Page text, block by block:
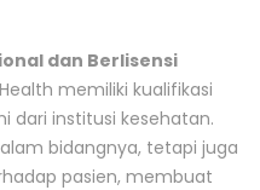
dan Berlisensi
memiliki kualifikasi
dari institusi kesehatan.
bidangnya, tetapi juga
pasien, membuat